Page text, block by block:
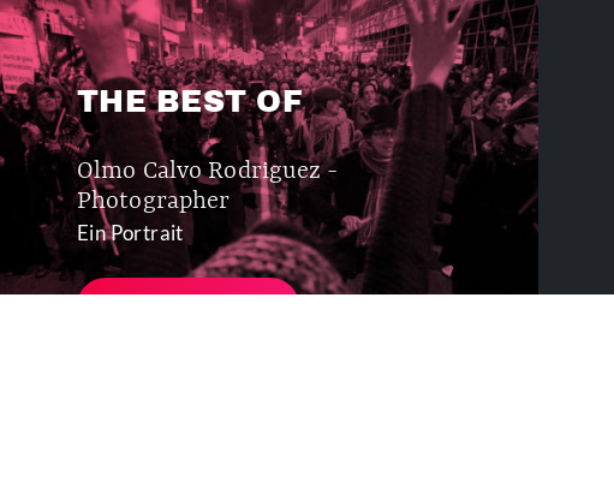
THE BEST OF
Olmo Calvo Rodriguez -
Photographer
Ein Portrait